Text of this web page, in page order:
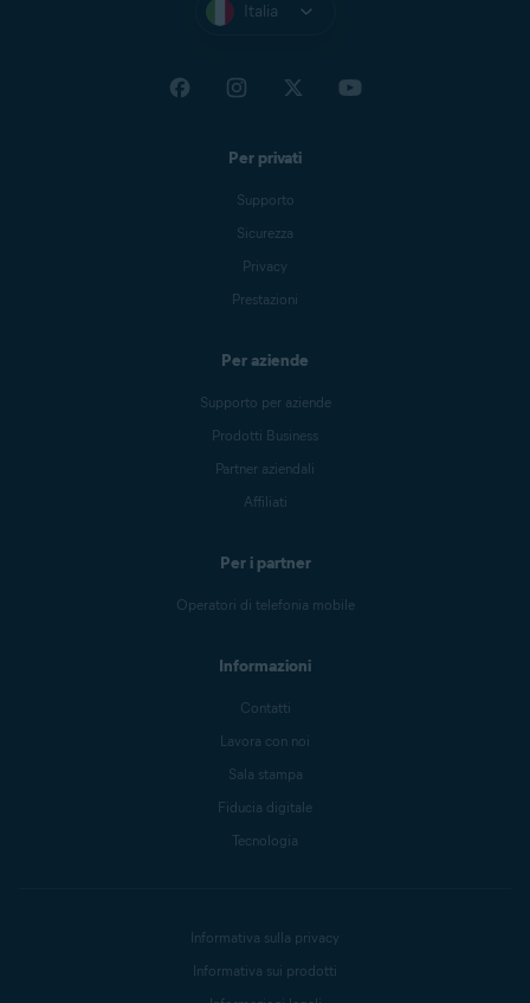
Italia
Per privati
Supporto
Sicurezza
Privacy
Prestazioni
Per aziende
Supporto per aziende
Prodotti Business
Partner aziendali
Affiliati
Per i partner
Operatori di telefonia mobile
Informazioni
Contatti
Lavora con noi
Sala stampa
Fiducia digitale
Tecnologia
Informativa sulla privacy
Informativa sui prodotti